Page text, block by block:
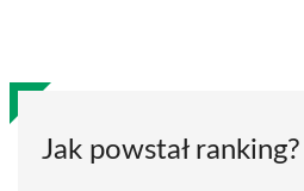
Jak powstał ranking?